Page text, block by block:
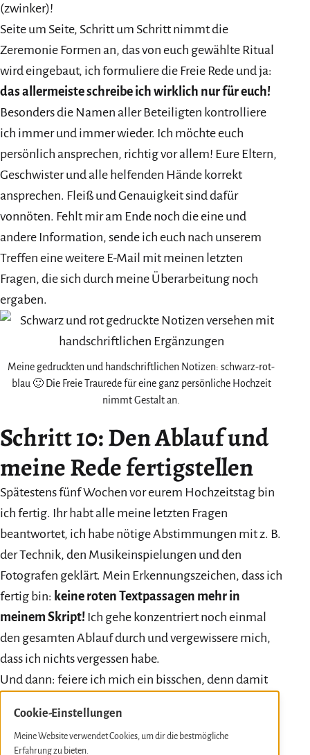
(zwinker)!
Seite um Seite, Schritt um Schritt nimmt die
Zeremonie Formen an, das von euch gewählte Ritual
wird eingebaut, ich formuliere die Freie Rede und ja:
das allermeiste schreibe ich wirklich nur für euch!
Besonders die Namen aller Beteiligten kontrolliere
ich immer und immer wieder. Ich möchte euch
persönlich ansprechen, richtig vor allem! Eure Eltern,
Geschwister und alle helfenden Hände korrekt
ansprechen. Fleiß und Genauigkeit sind dafür
vonnöten. Fehlt mir am Ende noch die eine und
andere Information, sende ich euch nach unserem
Treffen eine weitere E-Mail mit meinen letzten
Fragen, die sich durch meine Überarbeitung noch
ergaben.
Meine gedruckten und handschriftlichen Notizen: schwarz-rot-
blau 🙂 Die Freie Traurede für eine ganz persönliche Hochzeit
nimmt Gestalt an.
Schritt 10: Den Ablauf und
meine Rede fertigstellen
Spätestens fünf Wochen vor eurem Hochzeitstag bin
ich fertig. Ihr habt alle meine letzten Fragen
beantwortet, ich habe nötige Abstimmungen mit z. B.
der Technik, den Musikeinspielungen und den
Fotografen geklärt. Mein Erkennungszeichen, dass ich
fertig bin: keine roten Textpassagen mehr in
meinem Skript! Ich gehe konzentriert noch einmal
den gesamten Ablauf durch und vergewissere mich,
dass ich nichts vergessen habe.
Und dann: feiere ich mich ein bisschen, denn damit
Entspannungsmodus, der aus Arbeit Vorfreude
macht. Ich formatiere meine Textdatei final,
Cookie-Einstellungen
Meine Website verwendet Cookies, um dir die bestmögliche
Erfahrung zu bieten.